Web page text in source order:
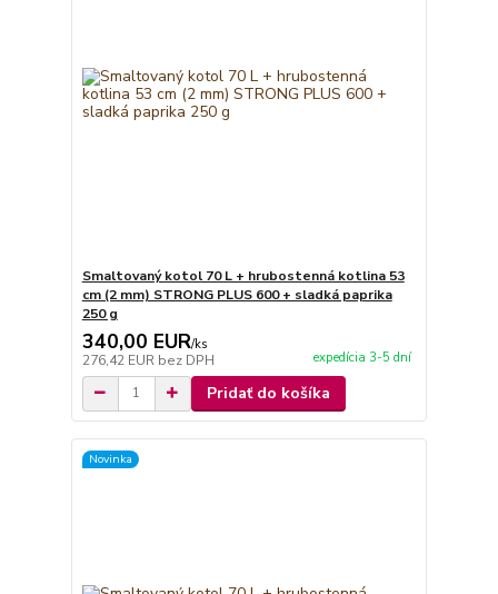
Smaltovaný kotol 70 L + hrubostenná kotlina 53
cm (2 mm) STRONG PLUS 600 + sladká paprika
250 g
340,00 EUR/ks
276,42 EUR bez DPH expedícia 3-5 dní
Pridať do košíka
Novinka